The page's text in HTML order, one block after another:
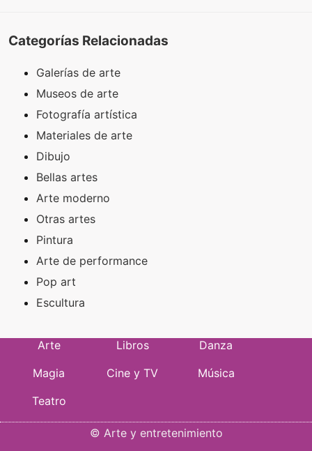
Categorías Relacionadas
Galerías de arte
Museos de arte
Fotografía artística
Materiales de arte
Dibujo
Bellas artes
Arte moderno
Otras artes
Pintura
Arte de performance
Pop art
Escultura
Arte Libros
Danza
Magia
Cine y TV
Música
Teatro
© Arte y entretenimiento